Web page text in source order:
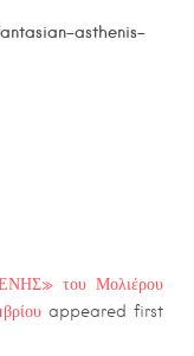
asthenis-
του Μολιέρου
appeared first